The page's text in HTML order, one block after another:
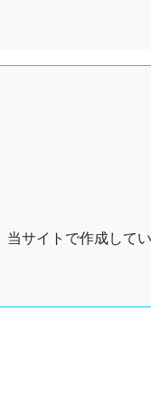
当サイトで作成して